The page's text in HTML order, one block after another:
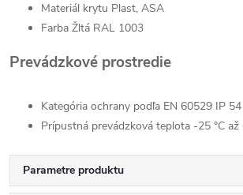
Materiál krytu Plast, ASA
Farba Žltá RAL 1003
Prevádzkové prostredie
Kategória ochrany podľa EN 60529 IP 54
Prípustná prevádzková teplota -25 °C až
Parametre produktu